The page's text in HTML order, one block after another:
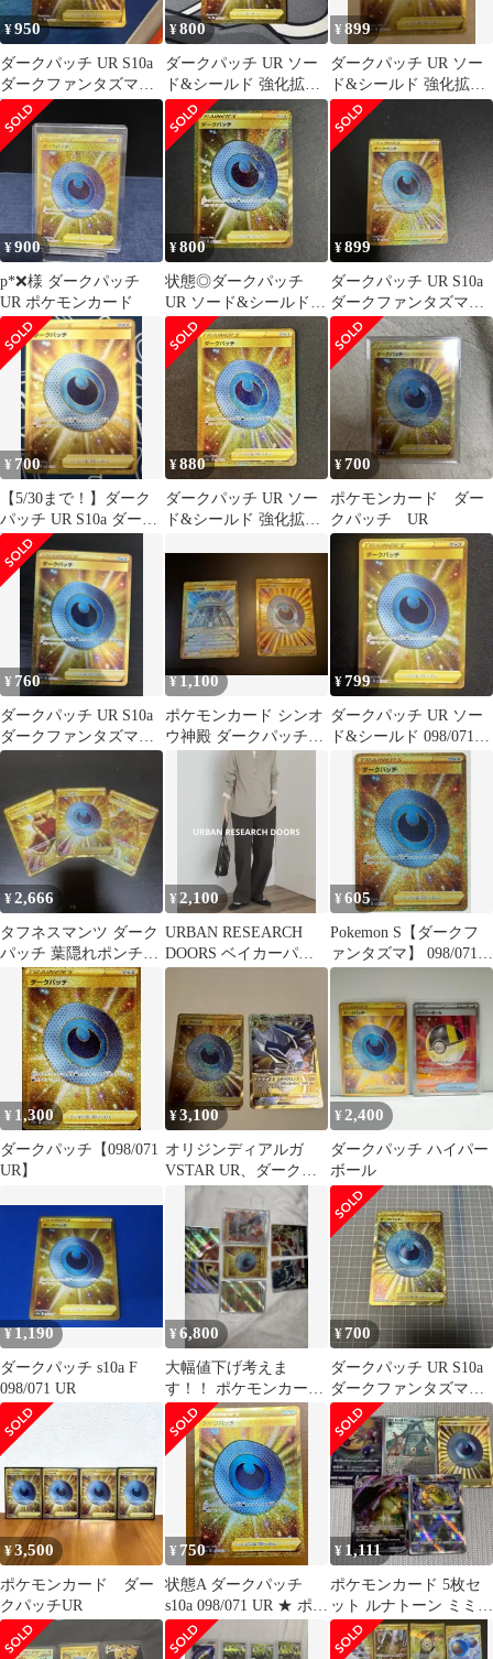
¥950
ダークパッチ UR S10a
ダークファンタズマ
098/071
¥800
ダークパッチ UR ソー
ド&シールド 強化拡張
パック ダークファンタ
ズマ キラ…
¥899
ダークパッチ UR ソー
ド&シールド 強化拡張
パック ダークファンタ
ズマ キラ…
¥900
p*❌様 ダークパッチ
UR ポケモンカード
¥800
状態◎ダークパッチ
UR ソード&シールド
ダークファンタズマ キ
ラ
¥899
ダークパッチ UR S10a
ダークファンタズマ
098/071
¥ 700
【5/30まで！】ダーク
パッチ UR S10a ダーク
ファンタズマ
¥880
ダークパッチ UR ソー
ド&シールド 強化拡張
¥700
ポケモンカード ダー
クパッチ UR
¥ 760
ダークパッチ UR S10a
ダークファンタズマ
098/071
¥1,100
ポケモンカード シンオ
ウ神殿 ダークパッチ
UR 2枚セット
¥799
ダークパッチ UR ソー
ド&シールド 098/071
ポケモンカード ポケ
¥2,666
タフネスマンツ ダーク
パッチ 葉隠れポンチョ
¥2,100
URBAN RESEARCH
DOORS ベイカーパン
ツ ダークグレー
¥605
Pokemon S【ダークフ
ァンタズマ】 098/071
ダークパッチ(UR) S10a
¥ 1,300
ダークパッチ【098/071
UR】
¥3,100
オリジンディアルガ
VSTAR UR、ダークパ
¥2,400
ダークパッチ ハイパー
ボール
¥1,190
ダークパッチ s10a F
098/071 UR
¥6,800
大幅値下げ考えま
す！！ ポケモンカード
ホロカードセット
¥700
ダークパッチ UR S10a
ダークファンタズマ
098/071
¥3,500
ポケモンカード ダー
クパッチUR
¥ 750
状態A ダークパッチ
s10a 098/071 UR ★ ポケ
カ ポケモンカードゲー
ム
¥ 1,111
ポケモンカード 5枚セ
ット ルナトーン ミミッ
キュVMAX等